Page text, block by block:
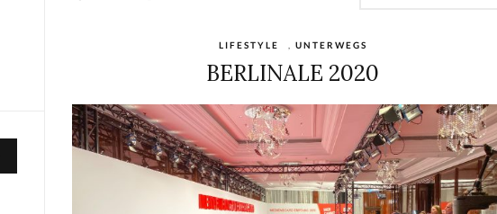
LIFESTYLE UNTERWEGS
BERLINALE 2020